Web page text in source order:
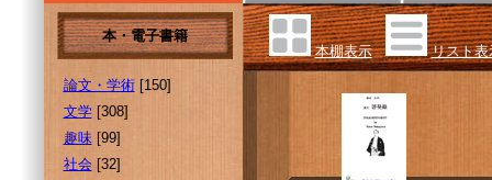
本・電子書籍
論文・学術[150]
文学[308]
趣味[99]
社会[32]
本棚表示 リスト表